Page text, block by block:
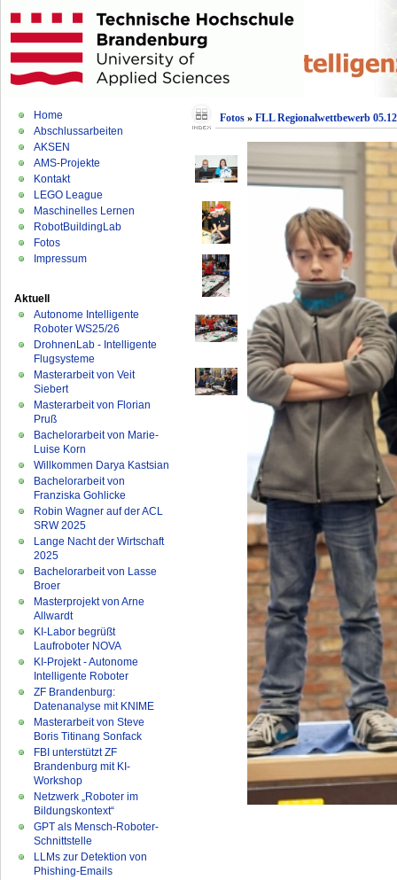
Home
Abschlussarbeiten
AKSEN
AMS-Projekte
Kontakt
LEGO League
Maschinelles Lernen
RobotBuildingLab
Fotos
Impressum
Aktuell
Autonome Intelligente
Roboter WS25/26
DrohnenLab - Intelligente
Flugsysteme
Masterarbeit von Veit
Siebert
Masterarbeit von Florian
Pruß
Bachelorarbeit von Marie-
Luise Korn
Willkommen Darya Kastsian
Bachelorarbeit von
Franziska Gohlicke
Robin Wagner auf der ACL
SRW 2025
Lange Nacht der Wirtschaft
2025
Bachelorarbeit von Lasse
Broer
Masterprojekt von Arne
Allwardt
KI-Labor begrüßt
Laufroboter NOVA
KI-Projekt - Autonome
Intelligente Roboter
ZF Brandenburg:
Datenanalyse mit KNIME
Masterarbeit von Steve
Boris Titinang Sonfack
FBI unterstützt ZF
Brandenburg mit KI-
Workshop
Netzwerk „Roboter im
Bildungskontext“
GPT als Mensch-Roboter-
Schnittstelle
LLMs zur Detektion von
Phishing-Emails
Fotos» FLL Regionalwettbewerb